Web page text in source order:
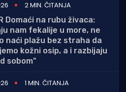
2 MIN. ČITANJA
Domaći na rubu živaca:
nam fekalije u more, ne
naći plažu bez straha da
kožni osip, a i razbijaju
sobom"
1 MIN. ČITANJA